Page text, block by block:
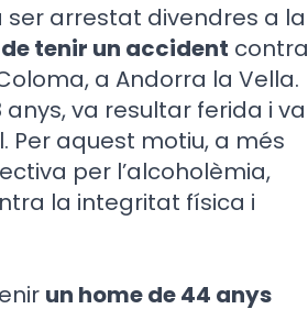
ser arrestat divendres a la
tenir un accident contra
a Andorra la Vella.
va resultar ferida i va
Per aquest motiu, a més
per l’alcoholèmia,
la integritat física i
un home de 44 anys